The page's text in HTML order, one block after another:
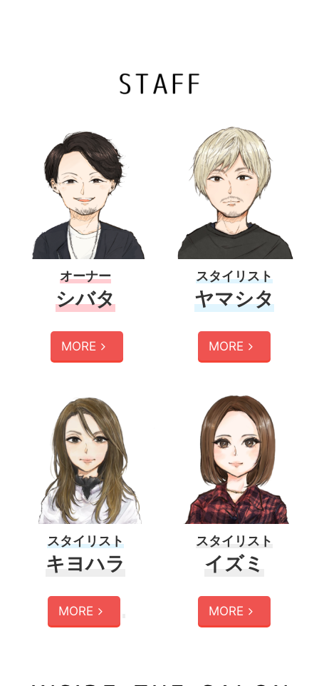
オーナー
シバタ
MORE
スタイリスト
ヤマシタ
MORE
スタイリスト
キヨハラ
MORE
スタイリスト
イズミ
MORE